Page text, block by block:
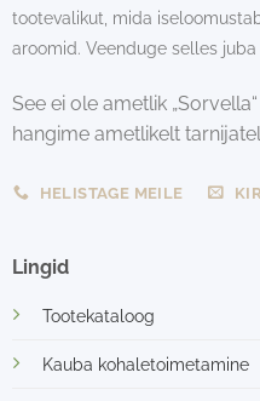
tootevalikut, mida
aroomid. Veenduge selles juba
See ei ole ametlik
hangime ametlikelt
HELISTAGE MEILE
Lingid
Tootekataloog
Kauba kohaletoimetamine